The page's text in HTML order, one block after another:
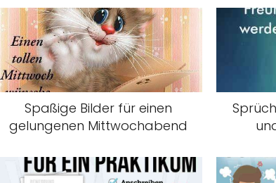
Spaßige Bilder für einen
gelungenen Mittwochabend